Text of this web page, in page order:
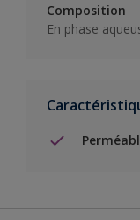
Composition
En phase